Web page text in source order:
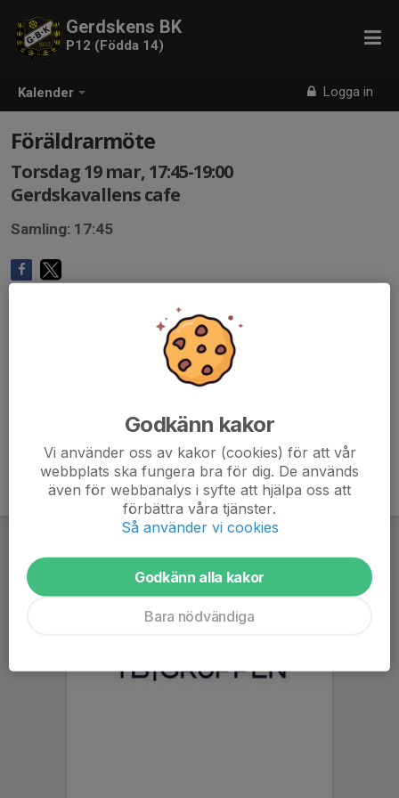
Kalender Logga in
Gerdskens BK
P12 (Födda 14)
Föräldrarmöte
Torsdag 19 mar, 17:45-19:00
Gerdskavallens cafe
Samling: 17:45
Godkänn kakor
Vi använder oss av kakor (cookies) för att vår
webbplats ska fungera bra för dig. De används
även för webbanalys i syfte att hjälpa oss att
förbättra våra tjänster.
Så använder vi cookies
Godkänn alla kakor
Bara nödvändiga